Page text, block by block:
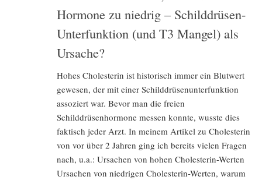
Hormone zu niedrig – Schilddrüsen-
Unterfunktion (und T3 Mangel) als
Ursache?
Hohes Cholesterin ist historisch immer ein Blutwert
gewesen, der mit einer Schilddrüsenunterfunktion
assoziert war. Bevor man die freien
Schilddrüsenhormone messen konnte, wusste dies
faktisch jeder Arzt. In meinem Artikel zu Cholesterin
von vor über 2 Jahren ging ich bereits vielen Fragen
nach, u.a.: Ursachen von hohen Cholesterin-Werten
Ursachen von niedrigen Cholesterin-Werten, warum